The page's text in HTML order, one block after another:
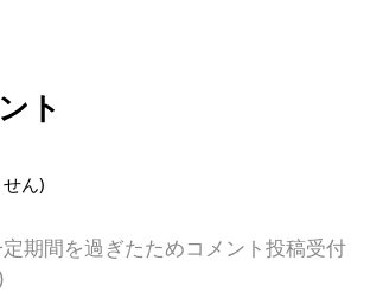
ト
ん)
期間を過ぎたためコメント投稿受付